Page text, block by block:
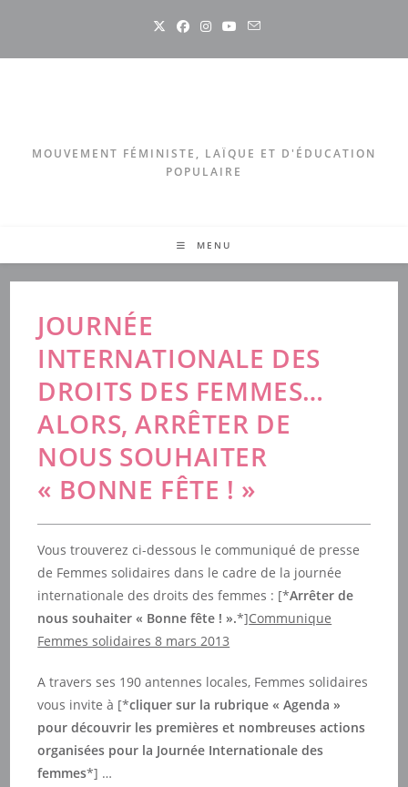
content
MOUVEMENT FÉMINISTE, LAÏQUE ET D'ÉDUCATION
POPULAIRE
MENU
JOURNÉE
INTERNATIONALE DES
DROITS DES FEMMES…
ALORS, ARRÊTER DE
NOUS SOUHAITER
« BONNE FÊTE ! »
Vous trouverez ci-dessous le communiqué de presse
de Femmes solidaires dans le cadre de la journée
internationale des droits des femmes : [*Arrêter de
nous souhaiter « Bonne fête ! ».*]Communique
Femmes solidaires 8 mars 2013
A travers ses 190 antennes locales, Femmes solidaires
vous invite à [*cliquer sur la rubrique « Agenda »
pour découvrir les premières et nombreuses actions
organisées pour la Journée Internationale des
femmes*] …